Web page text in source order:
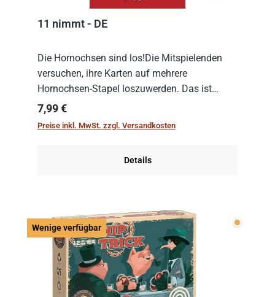
11 nimmt - DE
Die Hornochsen sind los!Die Mitspielenden
versuchen, ihre Karten auf mehrere
Hornochsen-Stapel loszuwerden. Das ist
kniffliger als gedacht, denn die Differenz
zwischen ausgespielter Karte und der
Regulärer Preis:
7,99 €
Preise inkl. MwSt. zzgl. Versandkosten
Details
Wenige verfügbar Wenige